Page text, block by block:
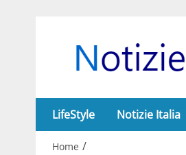
LifeStyle Notizie Italia
Home /